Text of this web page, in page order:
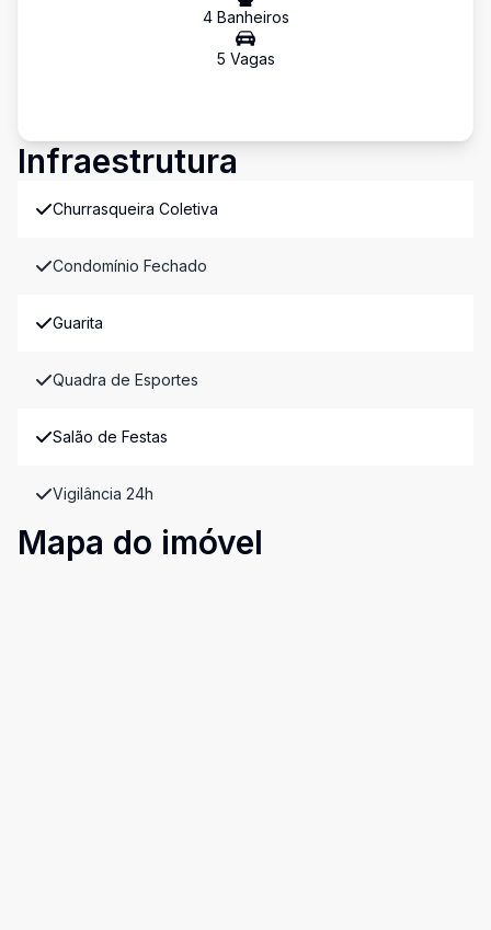
4Banheiros
5 Vagas
Infraestrutura
Churrasqueira Coletiva
Condomínio Fechado
Guarita
Quadra de Esportes
Salão de Festas
Vigilância 24h
Mapa do imóvel